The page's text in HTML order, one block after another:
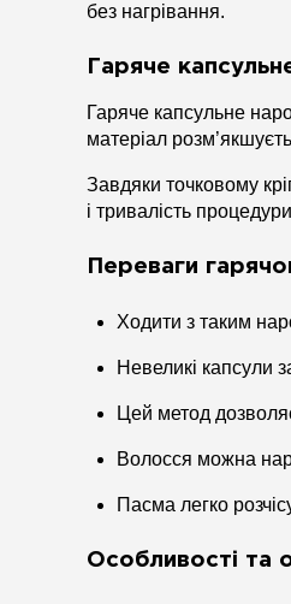
без нагрівання.
Гаряче
Гаряче капсульне
матеріал
Завдяки точковому
і тривалість
Переваги
Ходити з таким
Невеликі капсули
Цей метод
Волосся можна
Пасма легко
Особливості та